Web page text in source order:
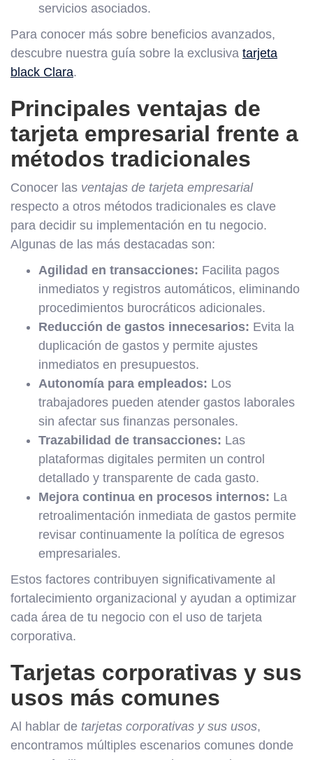
servicios asociados.
Para conocer más sobre beneficios avanzados,
descubre nuestra guía sobre la exclusiva tarjeta
black Clara.
Principales ventajas de
tarjeta empresarial frente a
métodos tradicionales
Conocer las ventajas de tarjeta empresarial
respecto a otros métodos tradicionales es clave
para decidir su implementación en tu negocio.
Algunas de las más destacadas son:
Agilidad en transacciones: Facilita pagos
inmediatos y registros automáticos, eliminando
procedimientos burocráticos adicionales.
Reducción de gastos innecesarios: Evita la
duplicación de gastos y permite ajustes
inmediatos en presupuestos.
Autonomía para empleados: Los
trabajadores pueden atender gastos laborales
sin afectar sus finanzas personales.
Trazabilidad de transacciones: Las
plataformas digitales permiten un control
detallado y transparente de cada gasto.
Mejora continua en procesos internos: La
retroalimentación inmediata de gastos permite
revisar continuamente la política de egresos
empresariales.
Estos factores contribuyen significativamente al
fortalecimiento organizacional y ayudan a optimizar
cada área de tu negocio con el uso de tarjeta
corporativa.
Tarjetas corporativas y sus
usos más comunes
Al hablar de tarjetas corporativas y sus usos,
encontramos múltiples escenarios comunes donde